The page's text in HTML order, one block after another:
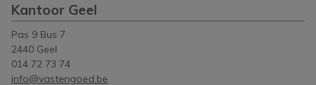
Kantoor Geel
Pas 9 Bus 7
2440 Geel
014 72 73 74
info@vastengoed.be